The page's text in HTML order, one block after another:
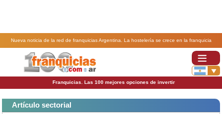
Nueva noticia de la red de franquicias Argentina. La hostelería se crece en la franquicia
Franquicias. Las 100 mejores opciones de invertir
Artículo sectorial